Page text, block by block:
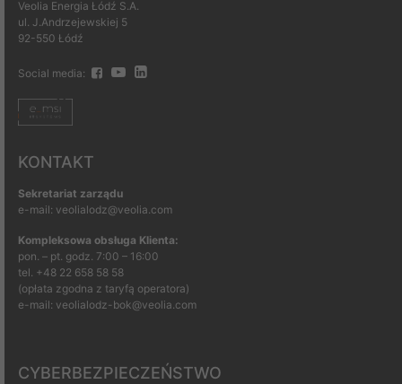
Veolia Energia Łódź S.A.
ul. J.Andrzejewskiej 5
92-550 Łódź
Social media:
KONTAKT
Sekretariat zarządu
e-mail: veolialodz@veolia.com
Kompleksowa obsługa Klienta:
pon. – pt. godz. 7:00 – 16:00
tel. +48 22 658 58 58
(opłata zgodna z taryfą operatora)
e-mail: veolialodz-bok@veolia.com
CYBERBEZPIECZEŃSTWO